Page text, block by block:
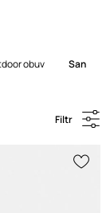
obuv
Filtr